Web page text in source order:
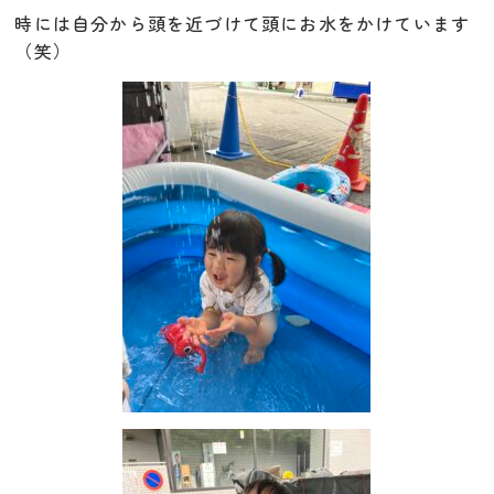
時には自分から頭を近づけて頭にお水をかけています
（笑）